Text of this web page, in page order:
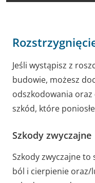
Jeśli wystąpisz z
budowie, możesz
odszkodowania oraz
szkód, które
Szkody zwyczajne
Szkody zwyczajne
ból i cierpienie oraz/